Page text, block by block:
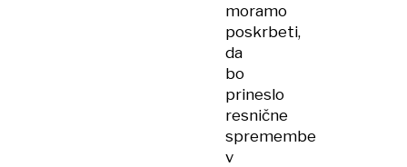
moramo
poskrbeti,
da
bo
prineslo
resnične
spremembe
v